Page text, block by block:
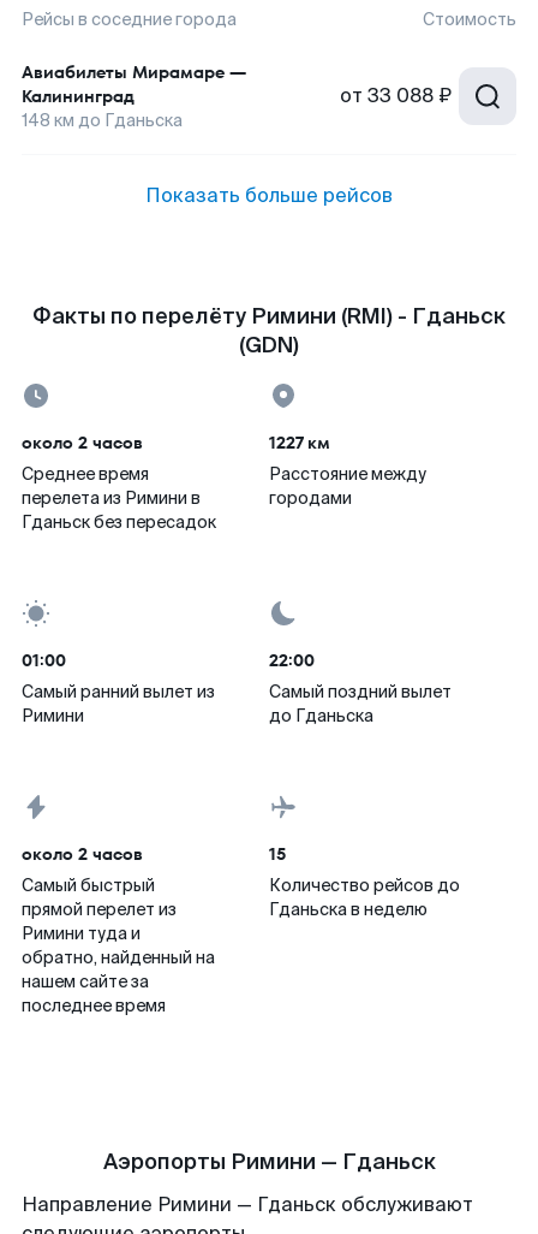
Рейсы в соседние города Стоимость
Авиабилеты Мирамаре —
Калининград
148 км до Гданьска
от 33 088 ₽
Показать больше рейсов
Факты по перелёту Римини (RMI) - Гданьск
(GDN)
около 2 часов
Среднее время
перелета из Римини в
Гданьск без пересадок
1227 км
Расстояние между
городами
01:00
Самый ранний вылет из
Римини
22:00
Самый поздний вылет
до Гданьска
около 2 часов
Самый быстрый
прямой перелет из
Римини туда и
обратно, найденный на
нашем сайте за
последнее время
15
Количество рейсов до
Гданьска в неделю
Аэропорты Римини — Гданьск
Направление Римини — Гданьск обслуживают